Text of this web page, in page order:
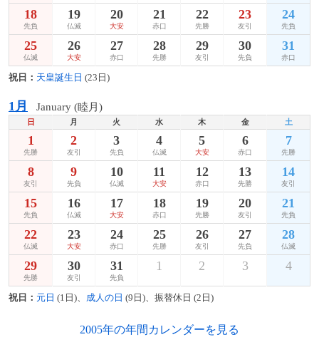
18
先負
19
仏滅
20
大安
21
赤口
22
先勝
23
友引
24
先負
25
仏滅
26
大安
27
赤口
28
先勝
29
友引
30
先負
31
赤口
祝日： 天皇誕生日 (23日)
1月 January (睦月)
日 月 火 水 木 金 土
1
先勝
2
友引
3
先負
4
仏滅
5
大安
6
赤口
7
先勝
8
友引
9
先負
10
仏滅
11
大安
12
赤口
13
先勝
14
友引
15
先負
16
仏滅
17
大安
18
赤口
19
先勝
20
友引
21
先負
22
仏滅
23
大安
24
赤口
25
先勝
26
友引
27
先負
28
仏滅
29
先勝
30
友引
31
先負
1 2 3 4
祝日： 元日 (1日)、 成人の日 (9日)、振替休日 (2日)
2005年の年間カレンダーを見る